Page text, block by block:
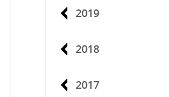
2019
2018
2017